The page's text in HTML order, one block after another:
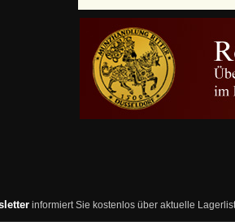
informiert Sie kostenlos über aktuelle